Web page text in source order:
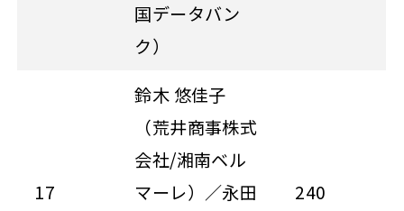
国データバン
ク）
17
鈴木 悠佳子
（荒井商事株式
会社/湘南ベル
マーレ）／永田
240